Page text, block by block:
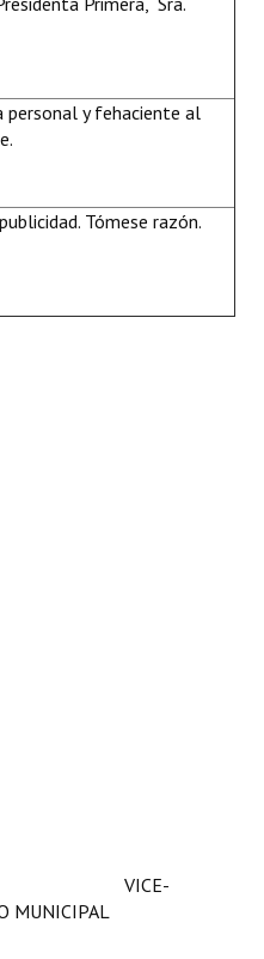
y fehaciente al
Tómese razón.
VICE-
MUNICIPAL